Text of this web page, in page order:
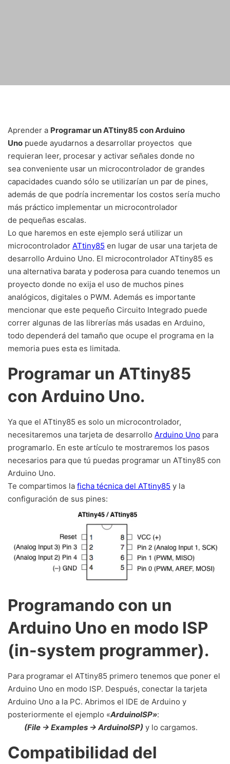
Aprender a Programar un ATtiny85 con Arduino
Uno puede ayudarnos a desarrollar proyectos que
requieran leer, procesar y activar señales donde no
sea conveniente usar un microcontrolador de grandes
capacidades cuando sólo se utilizarían un par de pines,
además de que podría incrementar los costos sería mucho
más práctico implementar un microcontrolador
de pequeñas escalas.
Lo que haremos en este ejemplo será utilizar un
microcontrolador ATtiny85 en lugar de usar una tarjeta de
desarrollo Arduino Uno. El microcontrolador ATtiny85 es
una alternativa barata y poderosa para cuando tenemos un
proyecto donde no exija el uso de muchos pines
analógicos, digitales o PWM. Además es importante
mencionar que este pequeño Circuito Integrado puede
correr algunas de las librerías más usadas en Arduino,
todo dependerá del tamaño que ocupe el programa en la
memoria pues esta es limitada.
Programar un ATtiny85
con Arduino Uno.
Ya que el ATtiny85 es solo un microcontrolador,
necesitaremos una tarjeta de desarrollo Arduino Uno para
programarlo. En este artículo te mostraremos los pasos
necesarios para que tú puedas programar un ATtiny85 con
Arduino Uno.
Te compartimos la ficha técnica del ATtiny85 y la
configuración de sus pines:
Programando con un
Arduino Uno en modo ISP
(in-system programmer).
Para programar el ATtiny85 primero tenemos que poner el
Arduino Uno en modo ISP. Después, conectar la tarjeta
Arduino Uno a la PC. Abrimos el IDE de Arduino y
posteriormente el ejemplo «ArduinoISP»:
(File -> Examples -> ArduinoISP) y lo cargamos.
Compatibilidad del